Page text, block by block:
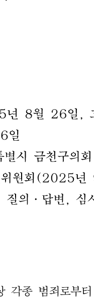
년 8월 26일
일
별시 금천구의회
원회 (2025년
질의 답변 심
각종 범죄로부터